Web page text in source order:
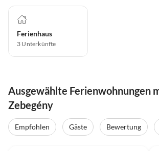
Ferienhaus
3 Unterkünfte
Ausgewählte Ferienwohnungen
Zebegény
Empfohlen Gäste Bewertung